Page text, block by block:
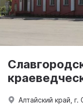
Алтайский край,